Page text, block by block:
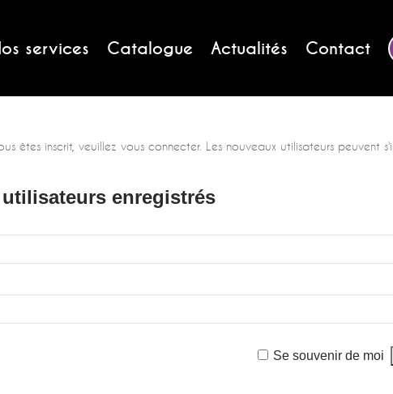
services Catalogue Actualités Contact
êtes inscrit, veuillez vous connecter. Les nouveaux utilisateurs peuvent
enregistrés
Se souvenir de moi